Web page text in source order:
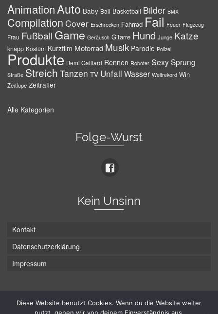
AnimationAuto Baby Ball Basketball Bilder BMX
Compilation Cover Erschrecken Fahrrad Fail Feuer Flugzeug
Frau Fußball Game Geräusch Gitarre Hund Junge Katze
knapp Kostüm Kurzfilm Motorrad Musik Parodie Polizei
Produkte Remi Gaillard Rennen Roboter SexySprung
Straße Streich Tanzen TV Unfall Wasser Weltrekord Win
Zeitlupe Zeitraffer
Alle Kategorien
Folge-Wurst
Kein Unsinn
Kontakt
Datenschutzerklärung
Impressum
Diese Website benutzt Cookies. Wenn du die Website weiter